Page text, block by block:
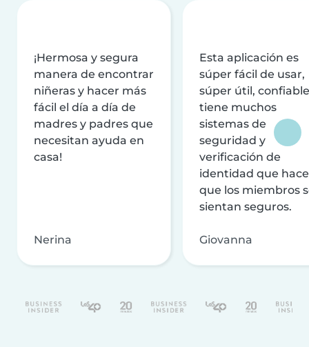
¡Hermosa y segura
manera de encontrar
niñeras y hacer más
fácil el día a día de
madres y padres que
necesitan ayuda en
casa!
Nerina
Esta aplicación es
súper fácil de usar,
súper útil,
tiene muchos
sistemas de
seguridad y
verificación de
identidad que
que los miembros
sientan seguros.
Giovanna